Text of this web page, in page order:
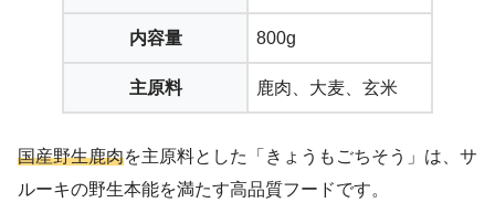
内容量 800g
主原料 鹿肉、大麦、玄米
国産野生鹿肉を主原料とした「きょうもごちそう」は、サ
ルーキの野生本能を満たす高品質フードです。